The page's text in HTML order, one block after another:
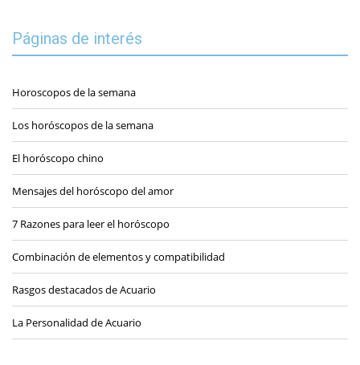
Páginas de interés
Horoscopos de la semana
Los horóscopos de la semana
El horóscopo chino
Mensajes del horóscopo del amor
7 Razones para leer el horóscopo
Combinación de elementos y compatibilidad
Rasgos destacados de Acuario
La Personalidad de Acuario